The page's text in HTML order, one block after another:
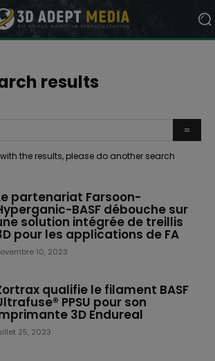
results
the results, please do another search
partenariat Farsoon-
BASF débouche sur
solution intégrée de treillis
pour les applications de FA
10, 2023
qualifie le filament BASF
PPSU pour son
3D Endureal
25, 2023